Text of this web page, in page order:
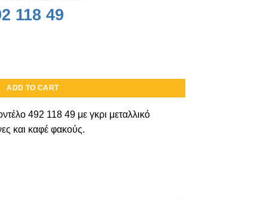
118 49
ADD TO CART
492 118 49 με γκρι μεταλλικό
και καφέ φακούς.